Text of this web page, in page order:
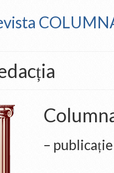
–